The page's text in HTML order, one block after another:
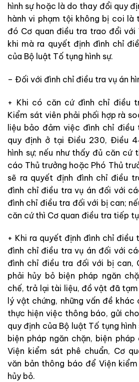
hình sự hoặc là do thay đổi quy
hành vi phạm tội không bị coi là
đó Cơ quan điều tra trao đổi
khi mà ra quyết định đình chỉ
của Bộ luật Tố tụng hình sự.
– Đối với đình chỉ điều tra vụ án
+ Khi có căn cứ đình chỉ điều
Kiểm sát viên phải phối hợp rà
liệu bảo đảm việc đình chỉ điều
quy định ở tại Điều 230, Điều
hình sự; nếu như thấy đủ căn cứ
cáo Thủ trưởng hoặc Phó Thủ
sẽ ra quyết định đình chỉ điều
đình chỉ điều tra vụ án đối với
đình chỉ điều tra đối với bị can;
căn cứ thì Cơ quan điều tra tiếp
+ Khi ra quyết định đình chỉ điều
đình chỉ điều tra vụ án đối với
đình chỉ điều tra đối với bị can,
phải hủy bỏ biện pháp ngăn
chế, trả lại tài liệu, đồ vật đã tạm
lý vật chứng, những vấn đề
thực hiện việc thông báo, gửi
quy định của Bộ luật Tố tụng hình
biện pháp ngăn chặn, biện
Viện kiểm sát phê chuẩn, Cơ
văn bản thông báo để Viện
hủy bỏ.